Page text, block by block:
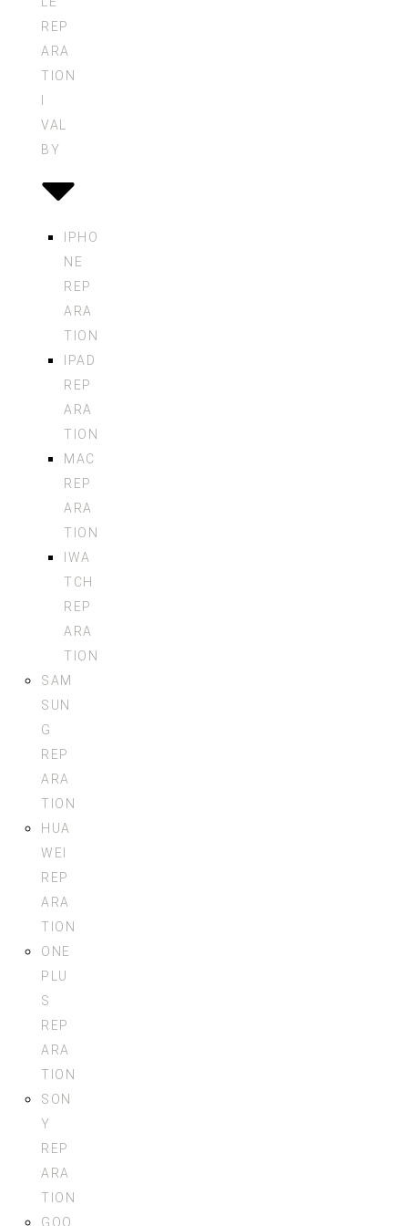
REP
ARA
TION
VAL
BY
IPHO
NE
REP
ARA
TION
IPAD
REP
ARA
TION
MAC
REP
ARA
TION
IWA
TCH
REP
ARA
TION
SAM
SUN
G
REP
ARA
TION
HUA
WEI
REP
ARA
TION
ONE
PLU
S
REP
ARA
TION
SON
Y
REP
ARA
TION
GOO